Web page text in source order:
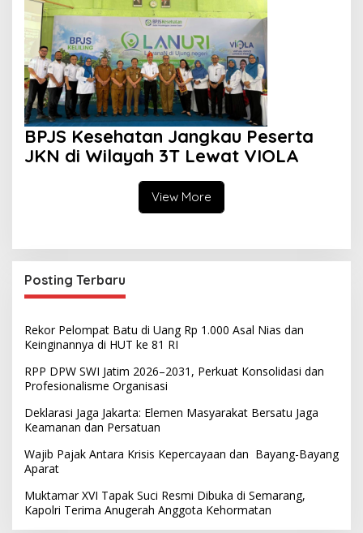
BPJS Kesehatan Jangkau Peserta
JKN di Wilayah 3T Lewat VIOLA
View More
Posting Terbaru
Rekor Pelompat Batu di Uang Rp 1.000 Asal Nias dan
Keinginannya di HUT ke 81 RI
RPP DPW SWI Jatim 2026–2031, Perkuat Konsolidasi dan
Profesionalisme Organisasi
Deklarasi Jaga Jakarta: Elemen Masyarakat Bersatu Jaga
Keamanan dan Persatuan
Wajib Pajak Antara Krisis Kepercayaan dan Bayang-Bayang
Aparat
Muktamar XVI Tapak Suci Resmi Dibuka di Semarang,
Kapolri Terima Anugerah Anggota Kehormatan